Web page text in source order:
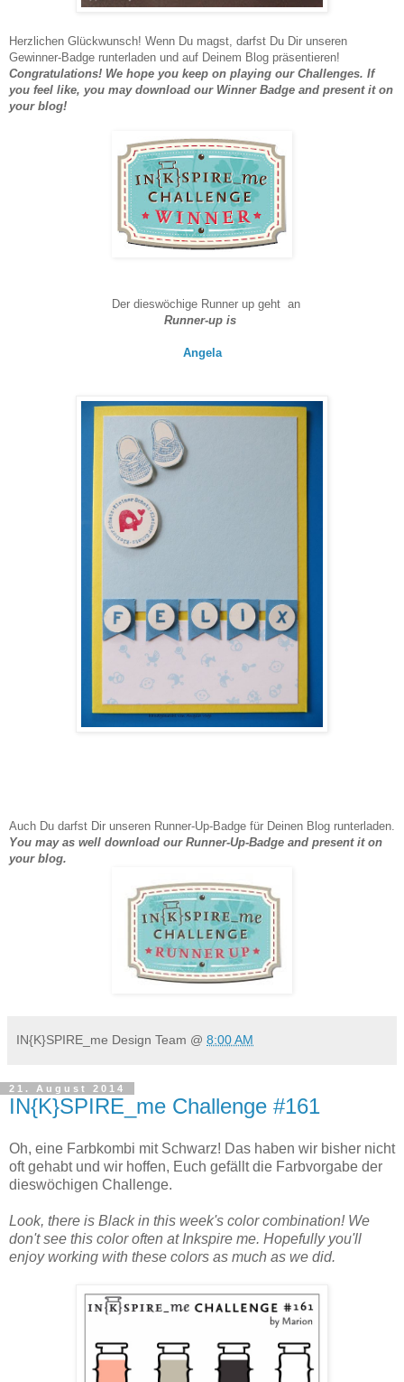
Herzlichen Glückwunsch! Wenn Du magst, darfst Du Dir unseren
Gewinner-Badge runterladen und auf Deinem Blog präsentieren!
Congratulations! We hope you keep on playing our Challenges. If
you feel like, you may download our Winner Badge and present it on
your blog!
Der dieswöchige Runner up geht an
Runner-up is
Angela
Auch Du darfst Dir unseren Runner-Up-Badge für Deinen Blog runterladen.
You may as well download our Runner-Up-Badge and present it on
your blog.
IN{K}SPIRE_me Design Team @ 8:00 AM
21. August 2014
IN{K}SPIRE_me Challenge #161
Oh, eine Farbkombi mit Schwarz! Das haben wir bisher nicht
oft gehabt und wir hoffen, Euch gefällt die Farbvorgabe der
dieswöchigen Challenge.
Look, there is Black in this week's color combination! We
don't see this color often at Inkspire me. Hopefully you'll
enjoy working with these colors as much as we did.